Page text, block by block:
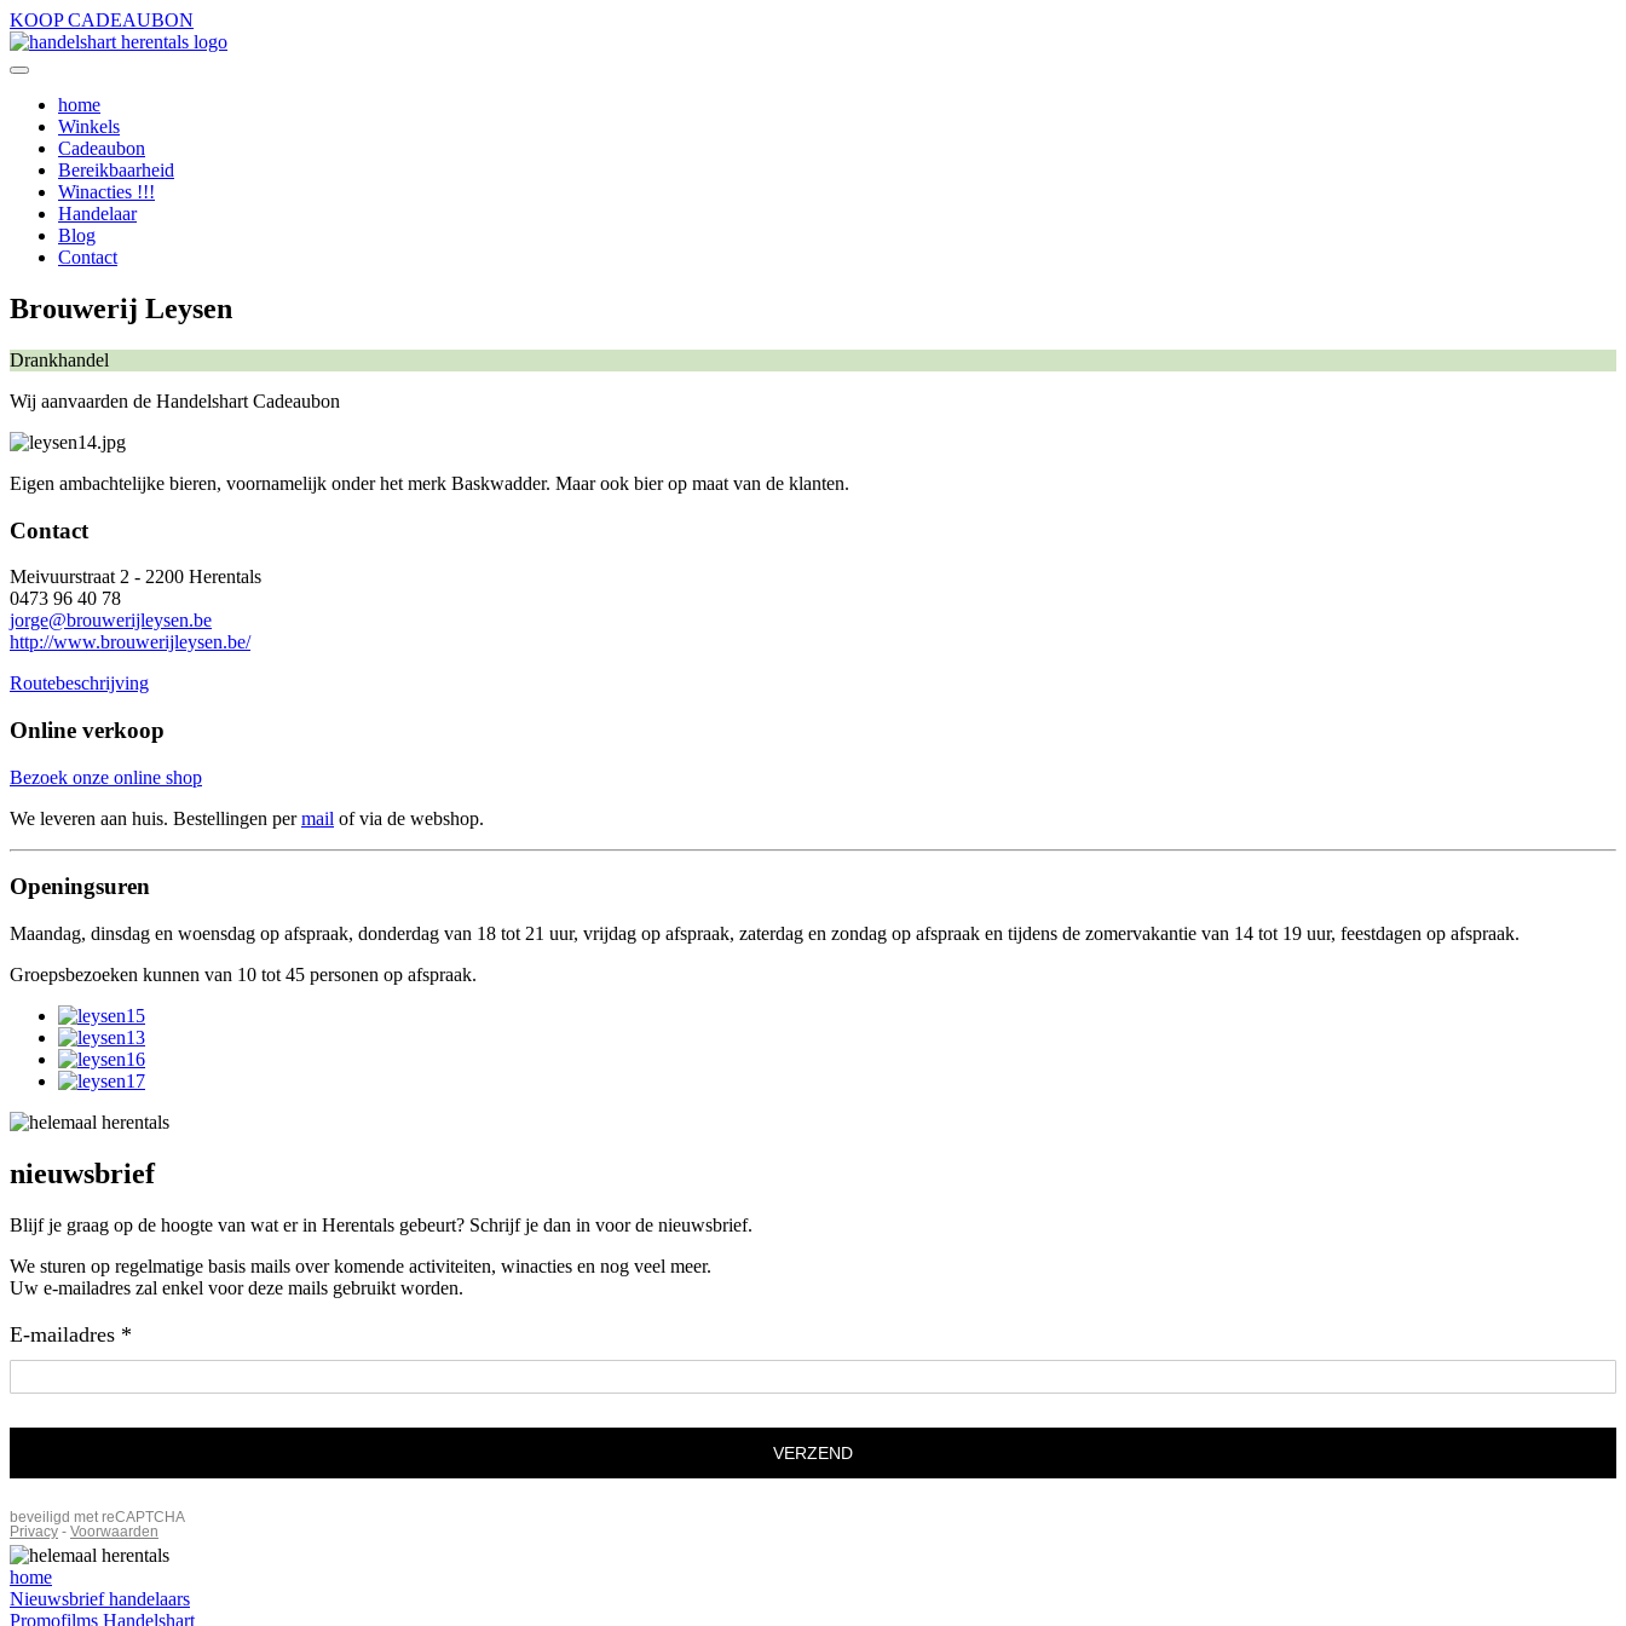
KOOP CADEAUBON
home
Winkels
Cadeaubon
Bereikbaarheid
Winacties !!!
Handelaar
Blog
Contact
Brouwerij Leysen
Drankhandel
Wij aanvaarden de Handelshart Cadeaubon
Eigen ambachtelijke bieren, voornamelijk onder het merk Baskwadder. Maar ook bier op maat van de klanten.
Contact
Meivuurstraat 2 - 2200 Herentals
0473 96 40 78
jorge@brouwerijleysen.be
http://www.brouwerijleysen.be/
Routebeschrijving
Online verkoop
Bezoek onze online shop
We leveren aan huis. Bestellingen permail of via de webshop.
Openingsuren
Maandag, dinsdag en woensdag op afspraak, donderdag van 18 tot 21 uur, vrijdag op afspraak, zaterdag en zondag op afspraak en tijdens de zomervakantie van 14 tot 19 uur, feestdagen op afspraak.
Groepsbezoeken kunnen van 10 tot 45 personen op afspraak.
nieuwsbrief
Blijf je graag op de hoogte van wat er in Herentals gebeurt? Schrijf je dan in voor de nieuwsbrief.
We sturen op regelmatige basis mails over komende activiteiten, winacties en nog veel meer.
Uw e-mailadres zal enkel voor deze mails gebruikt worden.
home
Nieuwsbrief handelaars
Promofilms Handelshart